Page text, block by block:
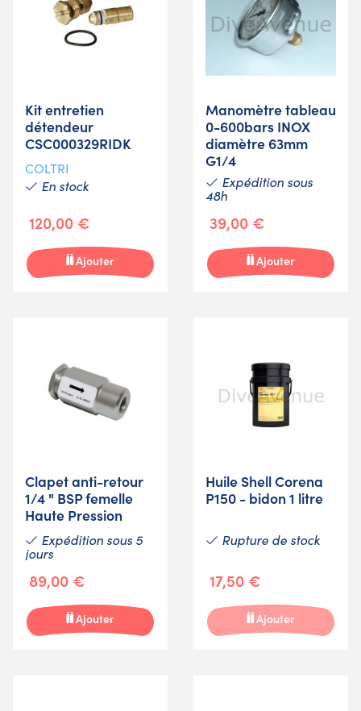
Kit entretien
détendeur
CSC000329RIDK
COLTRI
En stock
120,00 €
Ajouter
Manomètre tableau
0-600bars INOX
diamètre 63mm
G1/4
Expédition sous
48h
39,00 €
Ajouter
Clapet anti-retour
1/4 " BSP femelle
Haute Pression
Expédition sous 5
jours
89,00 €
Ajouter
Huile Shell Corena
P150 - bidon 1 litre
Rupture de stock
17,50 €
Ajouter